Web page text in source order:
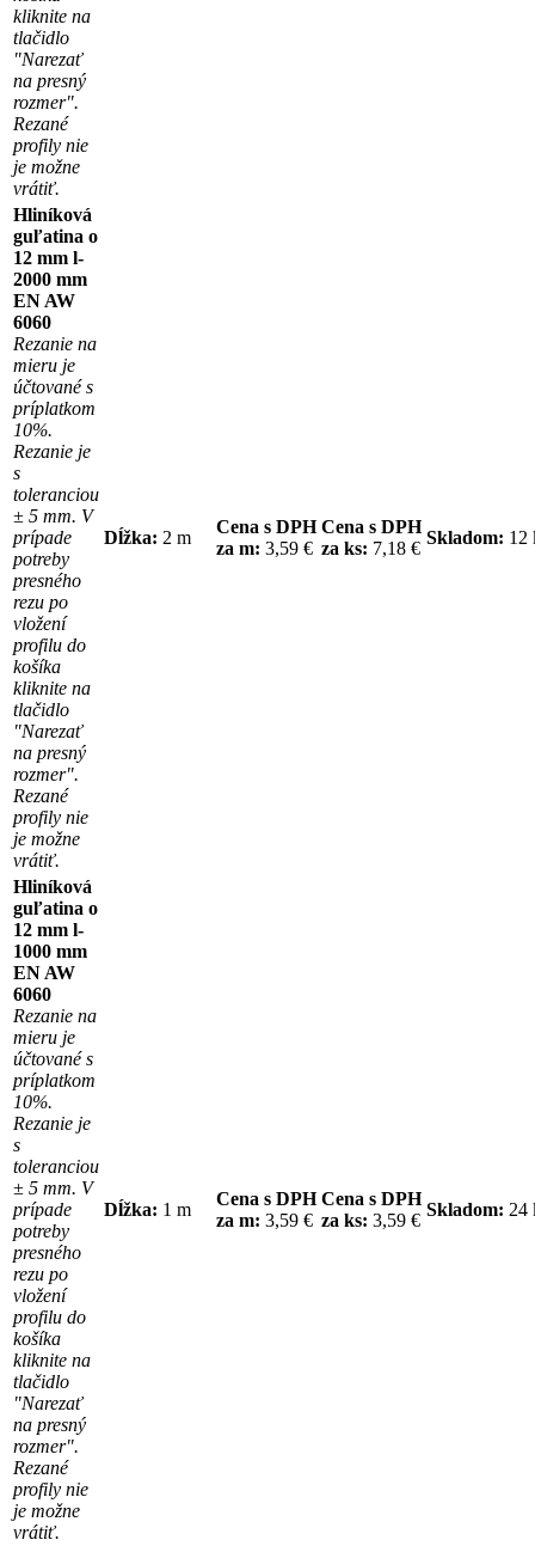
kliknite na
tlačidlo
"Narezať
na presný
rozmer".
Rezané
profily nie
je možne
vrátiť.
Hliníková
guľatina o
12 mm l-
2000 mm
EN AW
6060
Rezanie na
mieru je
účtované s
príplatkom
10%.
Rezanie je
s
toleranciou
± 5 mm. V
prípade
potreby
presného
rezu po
vložení
profilu do
košíka
kliknite na
tlačidlo
"Narezať
na presný
rozmer".
Rezané
profily nie
je možne
vrátiť.
Dĺžka: 2 m
Cena s DPH
za m: 3,59 €
Cena s DPH
za ks: 7,18 €
Skladom: 12
Hliníková
guľatina o
12 mm l-
1000 mm
EN AW
6060
Rezanie na
mieru je
účtované s
príplatkom
10%.
Rezanie je
s
toleranciou
± 5 mm. V
prípade
potreby
presného
rezu po
vložení
profilu do
košíka
kliknite na
tlačidlo
"Narezať
na presný
rozmer".
Rezané
profily nie
je možne
vrátiť.
Dĺžka: 1 m
Cena s DPH
za m: 3,59 €
Cena s DPH
za ks: 3,59 €
Skladom: 24